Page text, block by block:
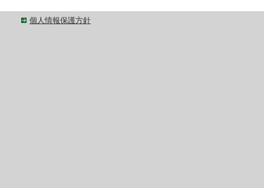
個人情報保護方針